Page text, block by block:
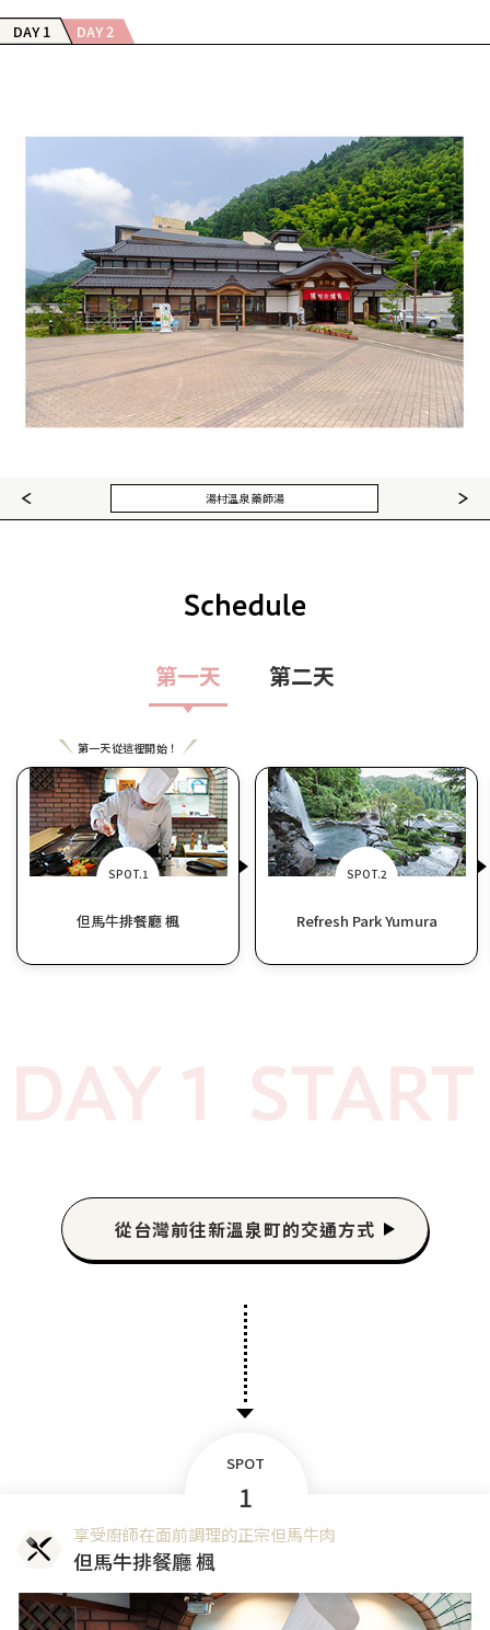
荒湯 體驗製作溫泉蛋
DAY 1 DAY 2
第一天 第二天
第一天從這裡開始！
SPOT.1
但馬牛排餐廳 楓
SPOT.2
Refresh Park Yumura
從台灣前往新溫泉町的交通方式
SPOT
1
享受廚師在面前調理的正宗但馬牛肉
但馬牛排餐廳 楓